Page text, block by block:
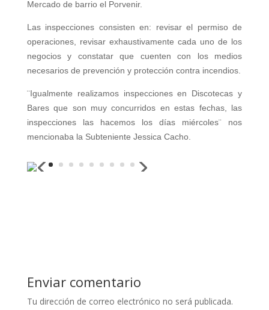
Mercado de barrio el Porvenir.
Las inspecciones consisten en: revisar el permiso de
operaciones, revisar exhaustivamente cada uno de los
negocios y constatar que cuenten con los medios
necesarios de prevención y protección contra incendios.
¨Igualmente realizamos inspecciones en Discotecas y
Bares que son muy concurridos en estas fechas, las
inspecciones las hacemos los días miércoles¨ nos
mencionaba la Subteniente Jessica Cacho.